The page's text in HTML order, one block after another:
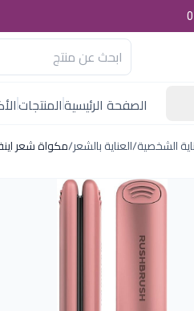
الصفحة الرئيسيةالمنتجات
الشخصية/العناية بالشعر/مكواة شعر